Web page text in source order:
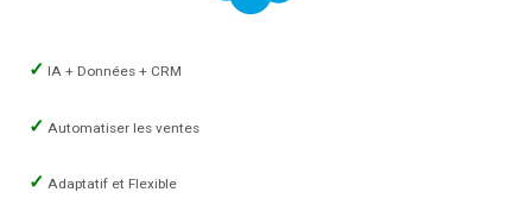
IA + Données + CRM
Automatiser les ventes
Adaptatif et Flexible